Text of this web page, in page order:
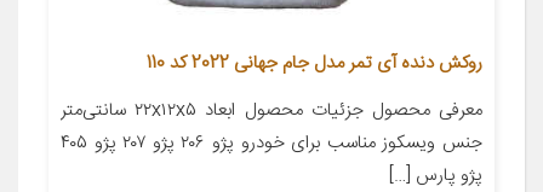
روکش دنده آی تمر مدل جام جهانی 2022 کد 110
معرفی محصول جزئیات محصول ابعاد ۲۲x۱۲x۵ سانتی‌متر
جنس ویسکوز مناسب برای خودرو پژو ۲۰۶ پژو ۲۰۷ پژو ۴۰۵
پژو پارس […]